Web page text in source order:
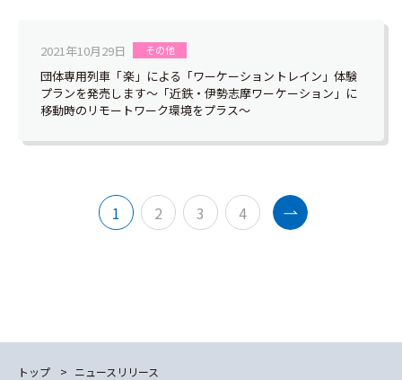
2021年10月29日 その他
団体専用列車「楽」による「ワーケーショントレイン」体験
プランを発売します～「近鉄・伊勢志摩ワーケーション」に
移動時のリモートワーク環境をプラス～
1 2 3 4
トップ ニュースリリース